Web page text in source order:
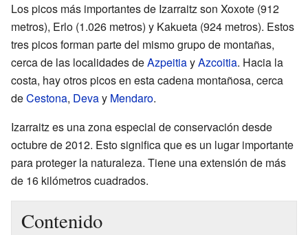
Los picos más importantes de Izarraitz son Xoxote (912
metros), Erlo (1.026 metros) y Kakueta (924 metros). Estos
tres picos forman parte del mismo grupo de montañas,
cerca de las localidades deAzpeitiayAzcoitia. Hacia la
costa, hay otros picos en esta cadena montañosa, cerca
deCestona, Devay Mendaro.
Izarraitz es una zona especial de conservación desde
octubre de 2012. Esto significa que es un lugar importante
para proteger la naturaleza. Tiene una extensión de más
de 16 kilómetros cuadrados.
Contenido